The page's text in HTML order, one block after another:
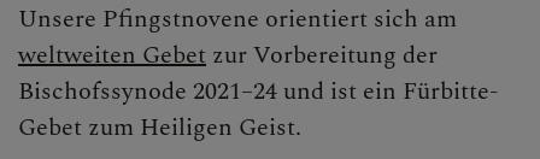
BEGEGNEN
Unsere Pfingstnovene orientiert sich am
weltweiten Gebet zur Vorbereitung der
Bischofssynode 2021–24 und ist ein Fürbitte-
Gebet zum Heiligen Geist.